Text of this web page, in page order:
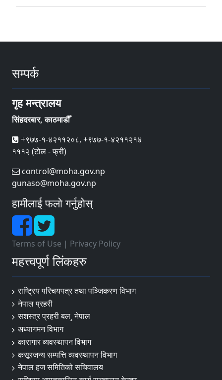
सम्पर्क
गृह मन्त्रालय
सिंहदरबार, काठमाडौँ
+९७७-१-४२११२०८, +९७७-१-४२११२१४
१११२ (टोल - फ्री)
control@moha.gov.np
gunaso@moha.gov.np
हामीलाई फलो गर्नुहोस्
Terms of Use | Privacy Policy
महत्त्वपूर्ण लिंकहरु
राष्ट्रिय परिचयपत्र तथा पञ्‍जिकरण विभाग
नेपाल प्रहरी
सशस्त्र प्रहरी बल¸ नेपाल
अध्यागमन विभाग
कारागार व्यवस्थापन विभाग
कसूरजन्य सम्पत्ति व्यवस्थापन विभाग
नेपाल हज समितिको सचिवालय